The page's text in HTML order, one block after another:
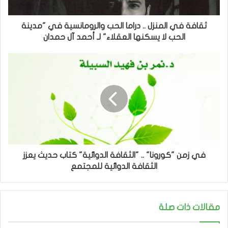
ثقافة في المنزل .. دراما الحب والرومانسية في "مدينة
الحب لا يسكنها العقلاء" لـ أحمد آل حمدان
في زمن "كورونا" .. "الثقافة الدوائية" كتاب حديث يعزز
الثقافة الدوائية للمجتمع
مقالات ذات صلة